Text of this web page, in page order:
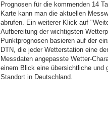
Prognosen für die kommenden 14
Karte kann man die aktuellen
abrufen. Ein weiterer Klick auf
Aufbereitung der wichtigsten
Punktprognosen basieren auf der
DTN, die jeder Wetterstation eine
Messdaten angepasste Wetter-
einem Blick eine übersichtliche und
Standort in Deutschland.